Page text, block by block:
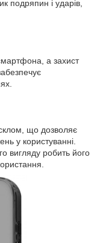
подряпин і ударів,
а захист
що дозволяє
у користуванні.
вигляду робить його